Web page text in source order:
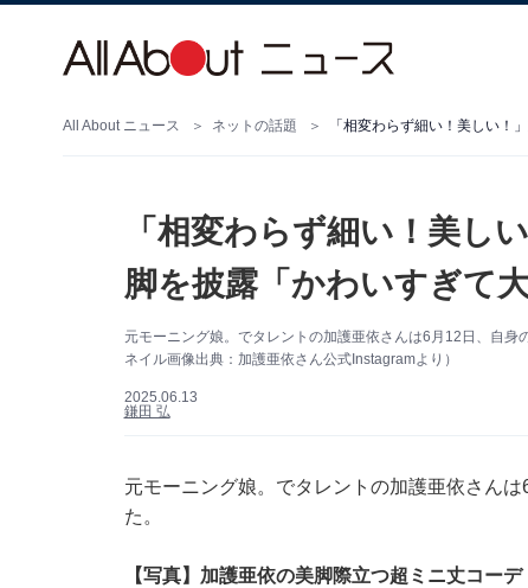
All About ニュース ネットの話題 「相変わらず細い！美しい！
「相変わらず細い！美し
脚を披露「かわいすぎて
元モーニング娘。でタレントの加護亜依さんは6月12日、自
ネイル画像出典：加護亜依さん公式Instagramより）
2025.06.13
鎌田 弘
元モーニング娘。でタレントの加護亜依さん
た。
【写真】加護亜依の美脚際立つ超ミニ丈コーデ